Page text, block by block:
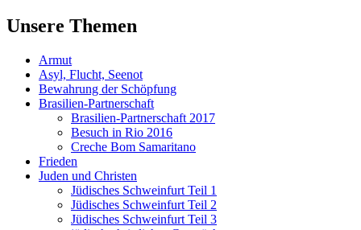
Unsere Themen
Armut
Asyl, Flucht, Seenot
Bewahrung der Schöpfung
Brasilien-Partnerschaft
Brasilien-Partnerschaft 2017
Besuch in Rio 2016
Creche Bom Samaritano
Frieden
Juden und Christen
Jüdisches Schweinfurt Teil 1
Jüdisches Schweinfurt Teil 2
Jüdisches Schweinfurt Teil 3